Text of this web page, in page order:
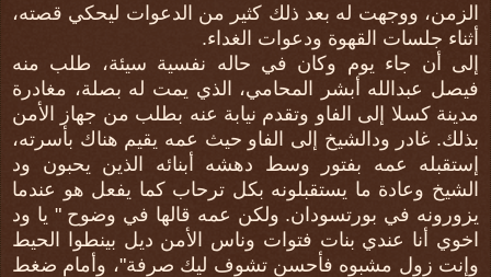
الزمن، ووجهت له بعد ذلك كثير من الدعوات ليحكي قصته،
أثناء جلسات القهوة ودعوات الغداء.
إلى أن جاء يوم وكان في حاله نفسية سيئة، طلب منه
فيصل عبدالله أبشر المحامي، الذي يمت له بصلة، مغادرة
مدينة كسلا إلى الفاو وتقدم نيابة عنه بطلب من جهاز الأمن
بذلك. غادر ودالشيخ إلى الفاو حيث عمه يقيم هناك بأسرته،
إستقبله عمه بفتور وسط دهشه أبنائه الذين يحبون ود
الشيخ وعادة ما يستقبلونه بكل ترحاب كما يفعل هو عندما
يزورونه في بورتسودان. ولكن عمه قالها في وضوح " يا ود
اخوي أنا عندي بنات فتوات وناس الأمن ديل بينطوا الحيط
وإنت زول مشبوه فأحسن تشوف ليك صرفة"، وأمام ضغط